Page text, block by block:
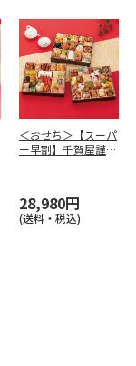
＜おせち＞【スーパ
ー早割】千賀屋謹
28,980円
(送料・税込)